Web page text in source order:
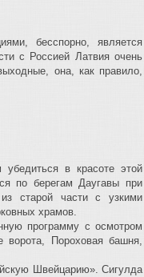
бесспорно, является
с Россией Латвия очень
она, как правило,
в красоте этой
по берегам Даугавы при
старой части с узкими
храмов.
программу с осмотром
ворота, Пороховая башня,
Швейцарию». Сигулда